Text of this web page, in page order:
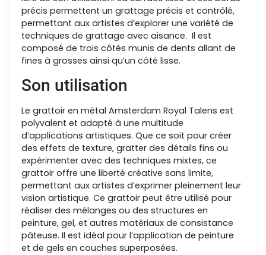
précis permettent un grattage précis et contrôlé,
permettant aux artistes d’explorer une variété de
techniques de grattage avec aisance. Il est
composé de trois côtés munis de dents allant de
fines à grosses ainsi qu’un côté lisse.
Son utilisation
Le grattoir en métal Amsterdam Royal Talens est
polyvalent et adapté à une multitude
d’applications artistiques. Que ce soit pour créer
des effets de texture, gratter des détails fins ou
expérimenter avec des techniques mixtes, ce
grattoir offre une liberté créative sans limite,
permettant aux artistes d’exprimer pleinement leur
vision artistique. Ce grattoir peut être utilisé pour
réaliser des mélanges ou des structures en
peinture, gel, et autres matériaux de consistance
pâteuse. Il est idéal pour l’application de peinture
et de gels en couches superposées.